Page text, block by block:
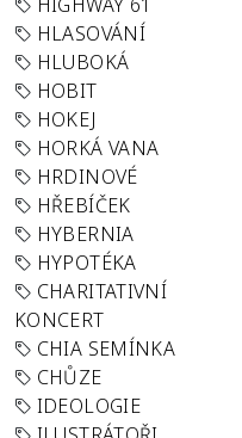
HLASOVÁNÍ
HLUBOKÁ
HOBIT
HOKEJ
HORKÁ VANA
HRDINOVÉ
HŘEBÍČEK
HYBERNIA
HYPOTÉKA
CHARITATIVNÍ
KONCERT
CHIA SEMÍNKA
CHŮZE
IDEOLOGIE